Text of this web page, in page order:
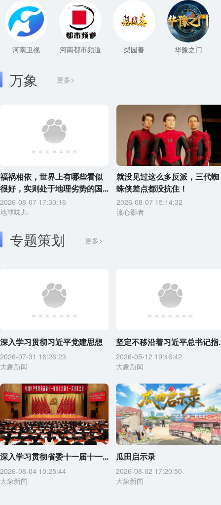
河南卫视 河南都市频道 梨园春 华豫之门
更多>
万象
福祸相依，世界上有哪些看似
很好，实则处于地理劣势的国...
2026-08-07 17:30:16
地球味儿
就没见过这么多反派，三代蜘
蛛侠差点都没抗住！
2026-08-07 15:14:32
流心影者
专题策划 更多>
深入学习贯彻习近平党建思想
2026-07-31 16:26:23
大象新闻
坚定不移沿着习近平总书记指
2026-05-12 19:46:42
大象新闻
深入学习贯彻省委十一届十一...
2026-08-04 10:25:44
大象新闻
瓜田启示录
2026-08-02 17:20:50
大象新闻